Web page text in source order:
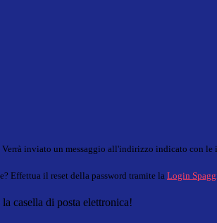
Verrà inviato un messaggio all'indirizzo indicato con le
Effettua il reset della password tramite la Login
casella di posta elettronica!